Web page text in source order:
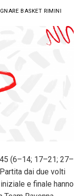
BASKET RIMINI
(6–14; 17–21; 27–
dai due volti
e finale hanno